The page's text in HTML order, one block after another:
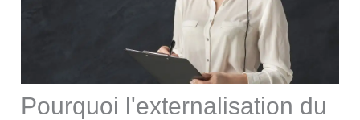
Pourquoi l'externalisation du